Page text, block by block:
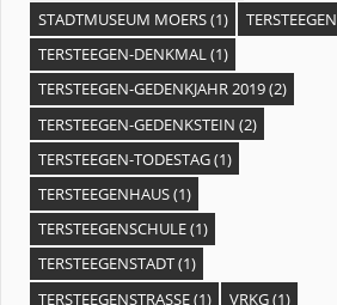
STADTMUSEUM MOERS(1) TERSTEEGEN
TERSTEEGEN-DENKMAL(1)
TERSTEEGEN-GEDENKJAHR 2019(2)
TERSTEEGEN-GEDENKSTEIN (2)
TERSTEEGEN-TODESTAG(1)
TERSTEEGENHAUS(1)
TERSTEEGENSCHULE(1)
TERSTEEGENSTADT(1)
TERSTEEGENSTRASSE (1) VRKG(1)